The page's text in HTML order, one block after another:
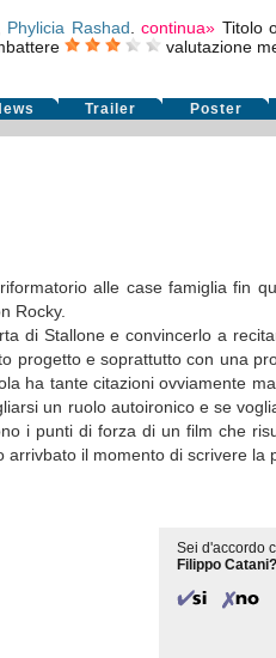
Phylicia Rashad .continua» Titolo
valutazione
Trailer Poster
alle case famiglia fin
Rocky.
di Stallone e convincerlo a
progetto e soprattutto con una
ha tante citazioni ovviamente
un ruolo autoironico e se
i punti di forza di un film che
il momento di scrivere la
Sei d'accordo
Filippo Catani?